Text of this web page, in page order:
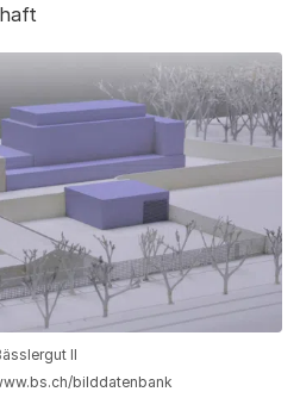
II
bilddatenbank